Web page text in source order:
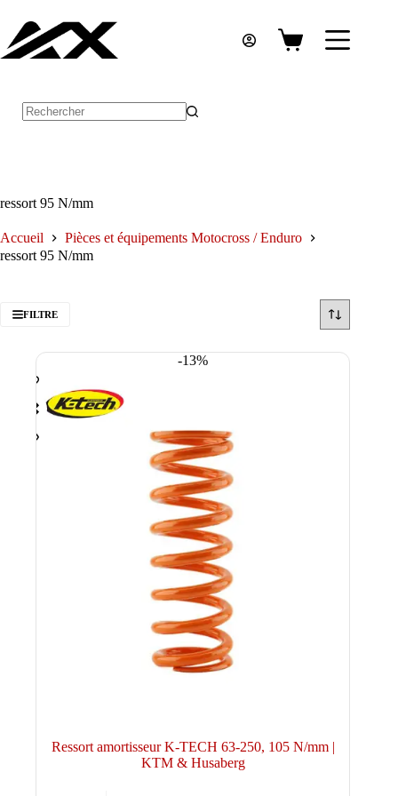
contenu
Panier
ressort 95 N/mm
Accueil
Pièces et équipements Motocross / Enduro
ressort 95 N/mm
FILTRE
-13%
Ressort amortisseur K-TECH 63-250, 105 N/mm |
KTM & Husaberg